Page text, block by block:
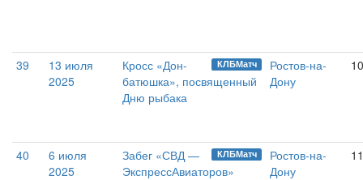
39
13 июля
2025
КЛБМатч
Кросс «Дон-
батюшка», посвященный
Дню рыбака
Ростов-на-
Дону
40
6 июля
2025
КЛБМатч
Забег «СВД —
ЭкспрессАвиаторов»
Ростов-на-
Дону